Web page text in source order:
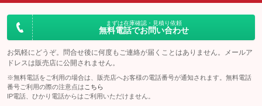
まずは在庫確認・見積り依頼
無料電話でお問い合わせ
お気軽にどうぞ。問合せ後に何度もご連絡が届くことはありません。メールア
ドレスは販売店に公開されません。
※無料電話をご利用の場合は、販売店へお客様の電話番号が通知されます。無料電話
番号ご利用の際の注意点は こちら
IP電話、ひかり電話からはご利用いただけません。